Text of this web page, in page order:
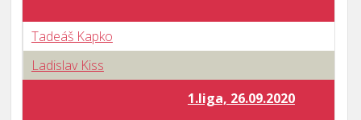
Tadeáš Kapko
Ladislav Kiss
1.liga, 26.09.2020